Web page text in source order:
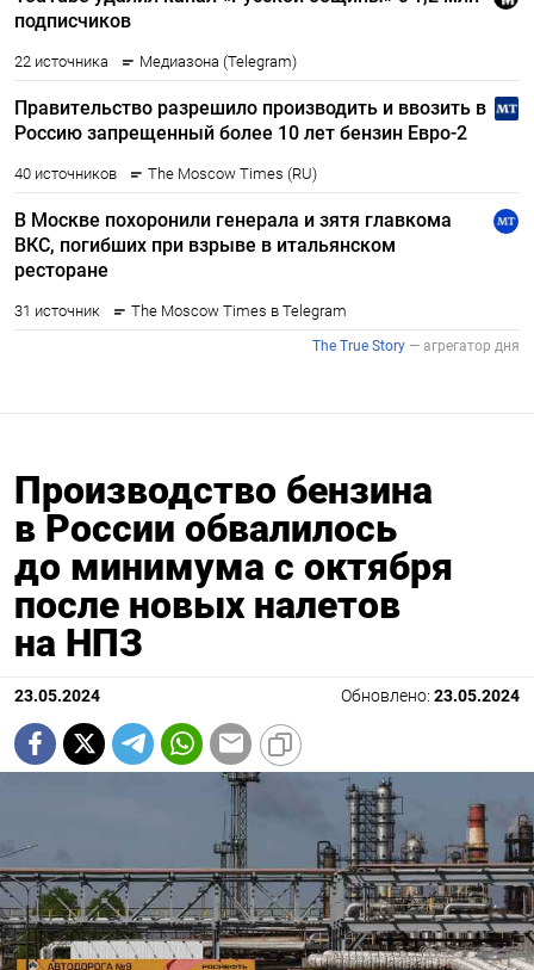
Производство бензина
в России обвалилось
до минимума с октября
после новых налетов
на НПЗ
23.05.2024 Обновлено: 23.05.2024